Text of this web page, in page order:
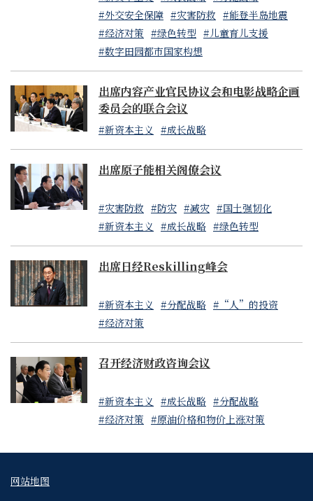
#外交安全保障 #灾害防救 #能登半岛地震
#经济对策 #绿色转型 #儿童育儿支援
#数字田园都市国家构想
出席内容产业官民协议会和电影战略企画
委员会的联合会议
#新资本主义 #成长战略
出席原子能相关阁僚会议
#灾害防救 #防灾 #减灾 #国土强韧化
#新资本主义 #成长战略 #绿色转型
出席日经Reskilling峰会
#新资本主义 #分配战略 #“人”的投资
#经济对策
召开经济财政咨询会议
#新资本主义 #成长战略 #分配战略
#经济对策 #原油价格和物价上涨对策
网站地图